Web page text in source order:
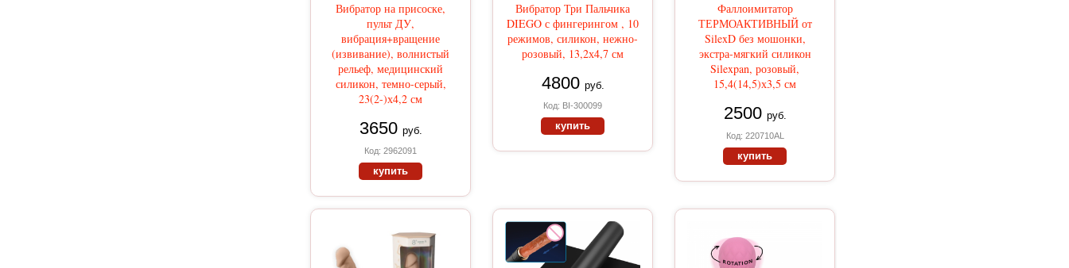
Вибратор на присоске,
пульт ДУ,
вибрация+вращение
(извивание), волнистый
рельеф, медицинский
силикон, темно-серый,
23(2-)х4,2 см
3650 руб.
Код: 2962091
купить
Вибратор Три Пальчика
DIEGO с фингерингом , 10
режимов, силикон, нежно-
розовый, 13,2х4,7 см
4800 руб.
Код: BI-300099
купить
Фаллоимитатор
ТЕРМОАКТИВНЫЙ от
SilexD без мошонки,
экстра-мягкий силикон
Silexpan, розовый,
15,4(14,5)х3,5 см
2500 руб.
Код: 220710AL
купить